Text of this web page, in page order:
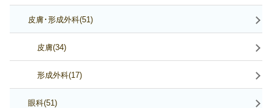
皮膚･形成外科(51)
皮膚(34)
形成外科(17)
眼科(51)